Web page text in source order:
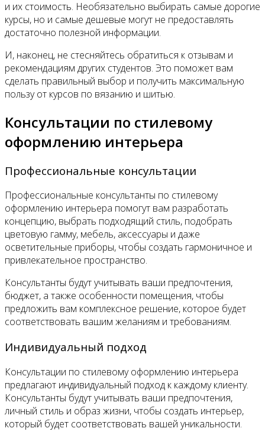
и их стоимость. Необязательно выбирать самые дорогие
курсы, но и самые дешевые могут не предоставлять
достаточно полезной информации.
И, наконец, не стесняйтесь обратиться к отзывам и
рекомендациям других студентов. Это поможет вам
сделать правильный выбор и получить максимальную
пользу от курсов по вязанию и шитью.
Консультации по стилевому
оформлению интерьера
Профессиональные консультации
Профессиональные консультанты по стилевому
оформлению интерьера помогут вам разработать
концепцию, выбрать подходящий стиль, подобрать
цветовую гамму, мебель, аксессуары и даже
осветительные приборы, чтобы создать гармоничное и
привлекательное пространство.
Консультанты будут учитывать ваши предпочтения,
бюджет, а также особенности помещения, чтобы
предложить вам комплексное решение, которое будет
соответствовать вашим желаниям и требованиям.
Индивидуальный подход
Консультации по стилевому оформлению интерьера
предлагают индивидуальный подход к каждому клиенту.
Консультанты будут учитывать ваши предпочтения,
личный стиль и образ жизни, чтобы создать интерьер,
который будет соответствовать вашей уникальности.